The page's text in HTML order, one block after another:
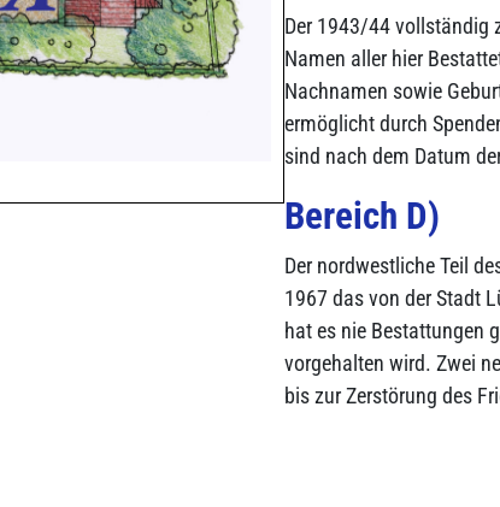
Der 1943/44 vollständig
Namen aller hier
Nachnamen sowie
ermöglicht durch
sind nach dem Datum
Bereich D)
Der nordwestliche Teil
1967 das von der Stadt
hat es nie Bestattungen
vorgehalten wird. Zwei
bis zur Zerstörung des